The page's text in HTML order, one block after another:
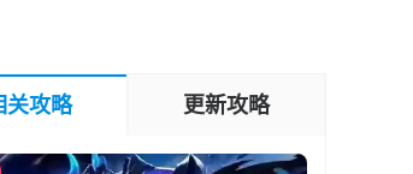
关攻略 更新攻略